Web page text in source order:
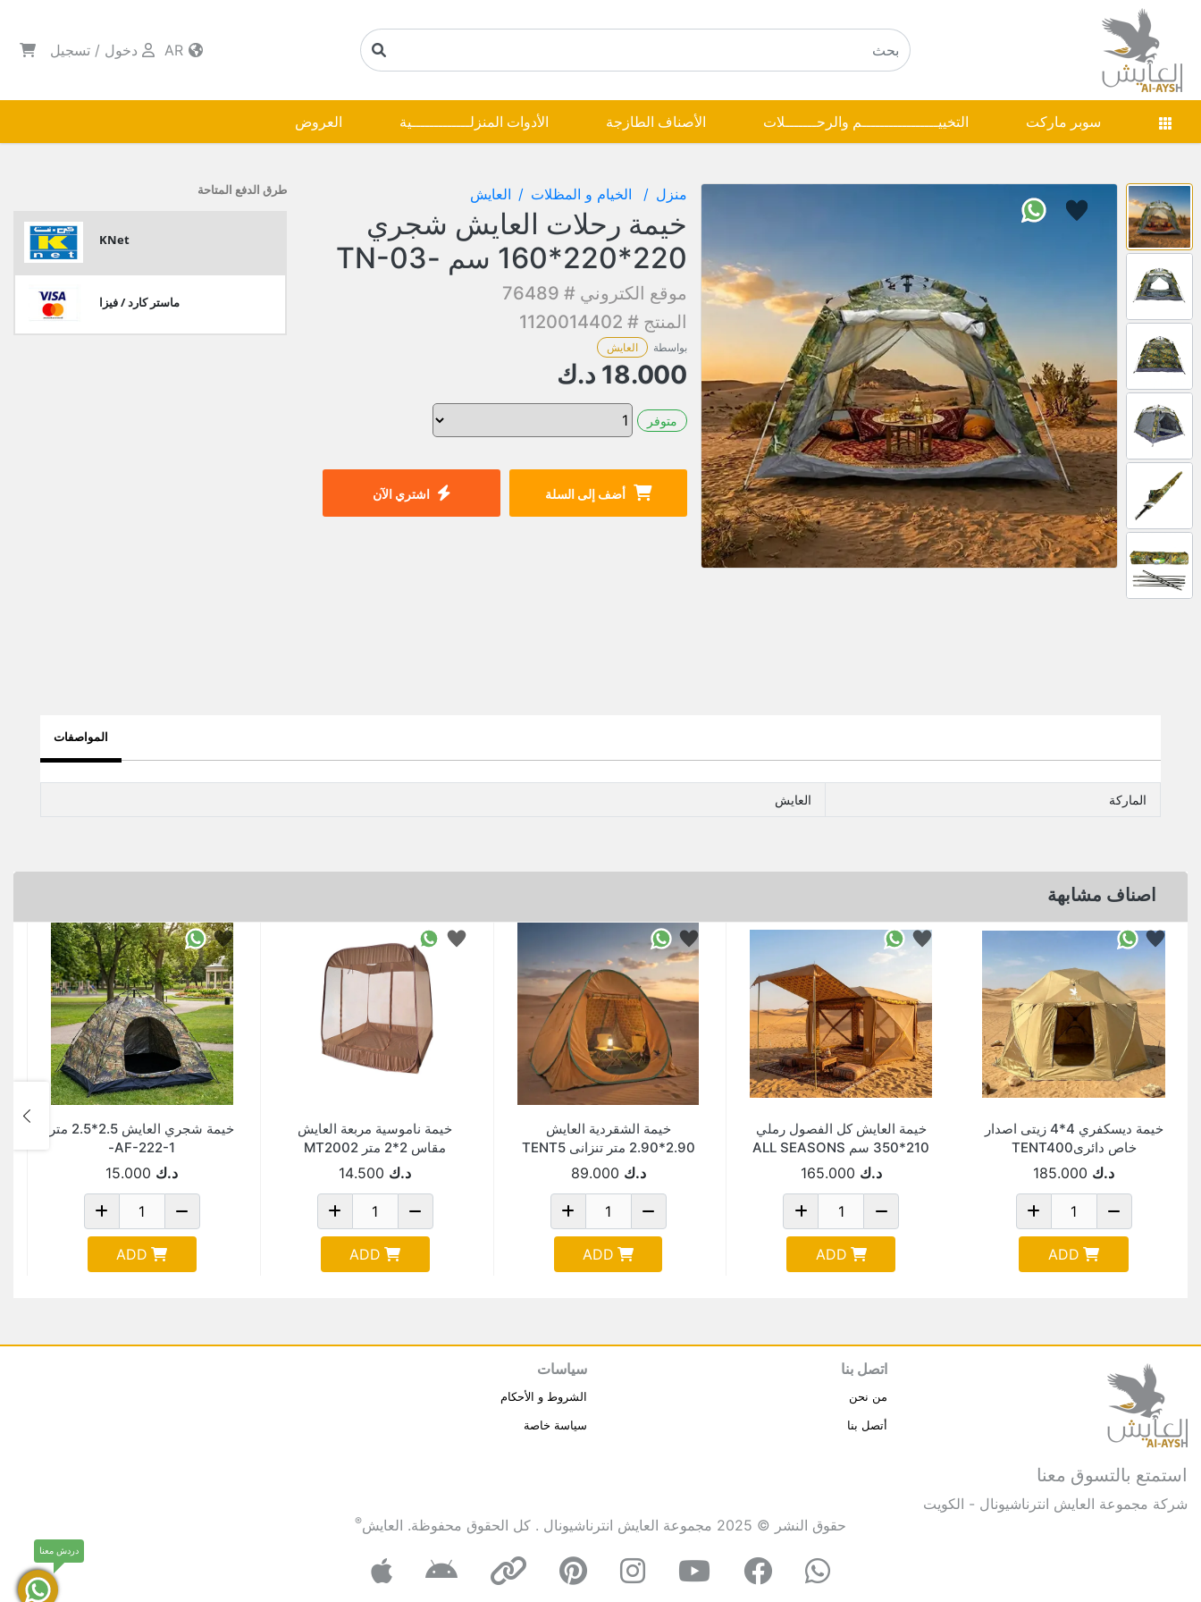
دخول / تسجيل
سوبر ماركت التخييـــــــــــــــــم والرحـــــــلات الأصناف الطازجة الأدوات المنزلـــــــــــــية العروض
منزل الخيام و المظلات العايش
خيمة رحلات العايش شجري
220*220*160 سم -TN-03
موقع الكتروني # 76489
المنتج # 1120014402
بواسطة العايش
18.000 د.ك
متوفر
أضف إلى السلة اشتري الآن
طرق الدفع المتاحة
KNet
ماستر كارد / فيزا
المواصفات
الماركة العايش
اصناف مشابهة
خيمة ديسكفري 4*4 زيتى اصدار
خاص دائرىTENT400
د.ك 185.000
ADD
خيمة العايش كل الفصول رملي
210*350 سم ALL SEASONS
د.ك 165.000
ADD
خيمة الشقردية العايش
2.90*2.90 متر تنزانى TENT5
د.ك 89.000
ADD
خيمة ناموسية مربعة العايش
مقاس 2*2 متر MT2002
د.ك 14.500
ADD
خيمة شجري العايش 2.5*2.5 متر
AF-222-1-
د.ك 15.000
ADD
استمتع بالتسوق معنا
شركة مجموعة العايش انترناشيونال - الكويت
اتصل بنا
من نحن
أتصل بنا
سياسات
الشروط و الأحكام
سياسة خاصة
حقوق النشر © 2025 مجموعة العايش انترناشيونال . كل الحقوق محفوظة. العايش®
دردش معنا